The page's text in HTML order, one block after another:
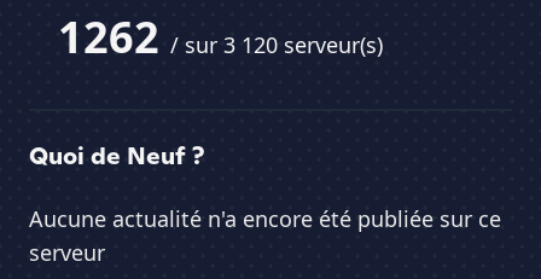
1262 / sur 3 120 serveur(s)
Quoi de Neuf ?
Aucune actualité n'a encore été publiée sur ce
serveur